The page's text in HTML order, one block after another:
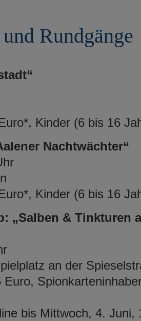
Rundgänge
Kinder (6 bis 16
Nachtwächter“
Kinder (6 bis 16
„Salben & Tinkturen
an der
bis Mittwoch, 4. Juni,